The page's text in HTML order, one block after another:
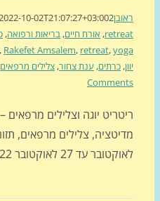
2022-10-02T21:07:27+03:00
אורח חיים ,בריאות ורפואה,כללי|
sounds,Rakefet Amsalem,retreat
,ענת צחור ,צלילים מרפאים, ריטריט,
עד 27 לאוקטובר 2022 מנחות: ענת